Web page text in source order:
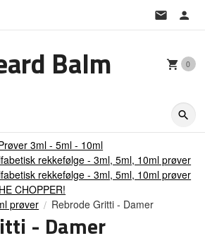
Balm 0
3ml - 5ml - 10ml
rekkefølge - 3ml, 5ml, 10ml prøver
rekkefølge - 3ml, 5ml, 10ml prøver
CHOPPER!
prøver
Rebrode Gritti - Damer
- Damer